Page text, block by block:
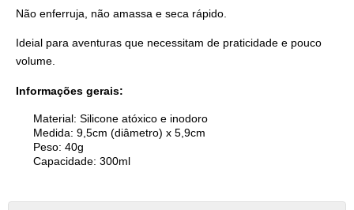
Não enferruja, não amassa e seca rápido.
Ideial para aventuras que necessitam de praticidade e pouco
volume.
Informações gerais:
Material: Silicone atóxico e inodoro
Medida: 9,5cm (diâmetro) x 5,9cm
Peso: 40g
Capacidade: 300ml